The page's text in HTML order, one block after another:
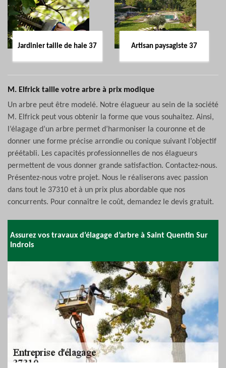
Jardinier taille de haie 37 Artisan paysagiste 37
M. Elfrick taille votre arbre à prix modique
Un arbre peut être modelé. Notre élagueur au sein de la société
M. Elfrick peut vous obtenir la forme que vous souhaitez. Ainsi,
l’élagage d’un arbre permet d’harmoniser la couronne et de
donner une forme précise arrondie ou conique suivant l’objectif
préétabli. Les capacités professionnelles de nos élagueurs
permettent de vous donner grande satisfaction. Contactez-nous.
Présentez-nous votre projet. Nous le réaliserons avec passion
dans tout le 37310 et à un prix plus abordable que nos
concurrents. Pour connaître le coût, demandez le devis gratuit.
Assurez vos travaux d’élagage d’arbre à Saint Quentin Sur
Indrois